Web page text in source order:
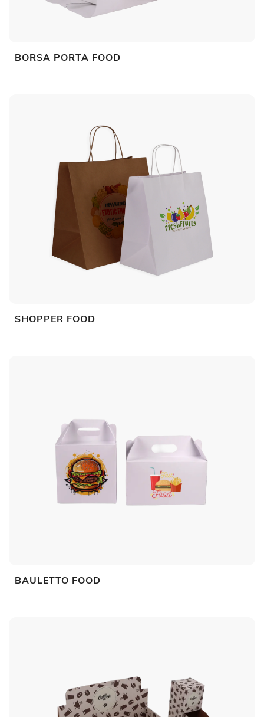
BORSA PORTA FOOD
SHOPPER FOOD
BAULETTO FOOD